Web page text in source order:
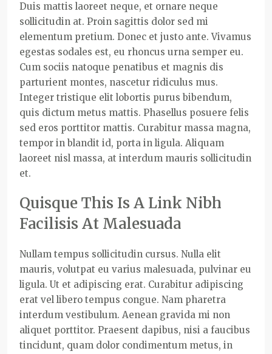
Duis mattis laoreet neque, et ornare neque
sollicitudin at. Proin sagittis dolor sed mi
elementum pretium. Donec et justo ante. Vivamus
egestas sodales est, eu rhoncus urna semper eu.
Cum sociis natoque penatibus et magnis dis
parturient montes, nascetur ridiculus mus.
Integer tristique elit lobortis purus bibendum,
quis dictum metus mattis. Phasellus posuere felis
sed eros porttitor mattis. Curabitur massa magna,
tempor in blandit id, porta in ligula. Aliquam
laoreet nisl massa, at interdum mauris sollicitudin
et.
Quisque This Is A Link Nibh
Facilisis At Malesuada
Nullam tempus sollicitudin cursus. Nulla elit
mauris, volutpat eu varius malesuada, pulvinar eu
ligula. Ut et adipiscing erat. Curabitur adipiscing
erat vel libero tempus congue. Nam pharetra
interdum vestibulum. Aenean gravida mi non
aliquet porttitor. Praesent dapibus, nisi a faucibus
tincidunt, quam dolor condimentum metus, in